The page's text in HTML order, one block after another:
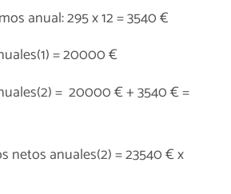
anual: 295 x 12 = 3540 €
= 20000 €
= 20000 € + 3540 € =
netos anuales(2) = 23540 € x